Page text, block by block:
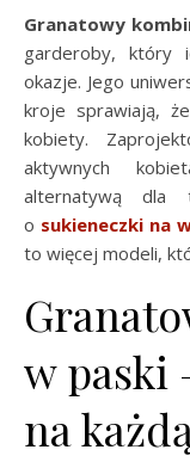
Granatowy
garderoby, który
okazje. Jego
kroje sprawiają,
kobiety.
aktywnych
alternatywą dla
o sukieneczki na
to więcej modeli,
w paski
na